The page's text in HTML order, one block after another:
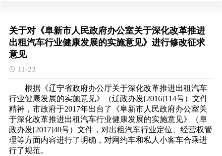
关于对《阜新市人民政府办公室关于深化改革推进
出租汽车行业健康发展的实施意见》进行修改征求
意见
11-23
根据《辽宁省政府办公厅关于深化改革推进出租汽车
行业健康发展的实施意见》（辽政办发[2016]114号）文件
精神，市政府于2017年出台了《阜新市人民政府办公室关
于深化改革推进出租汽车行业健康发展的实施意见》（阜
政办发[2017]40号）文件，对出租汽车行业定位、经营权管
理等方面内容进行了明确，对网约车和私人小客车合乘进
行了规范。